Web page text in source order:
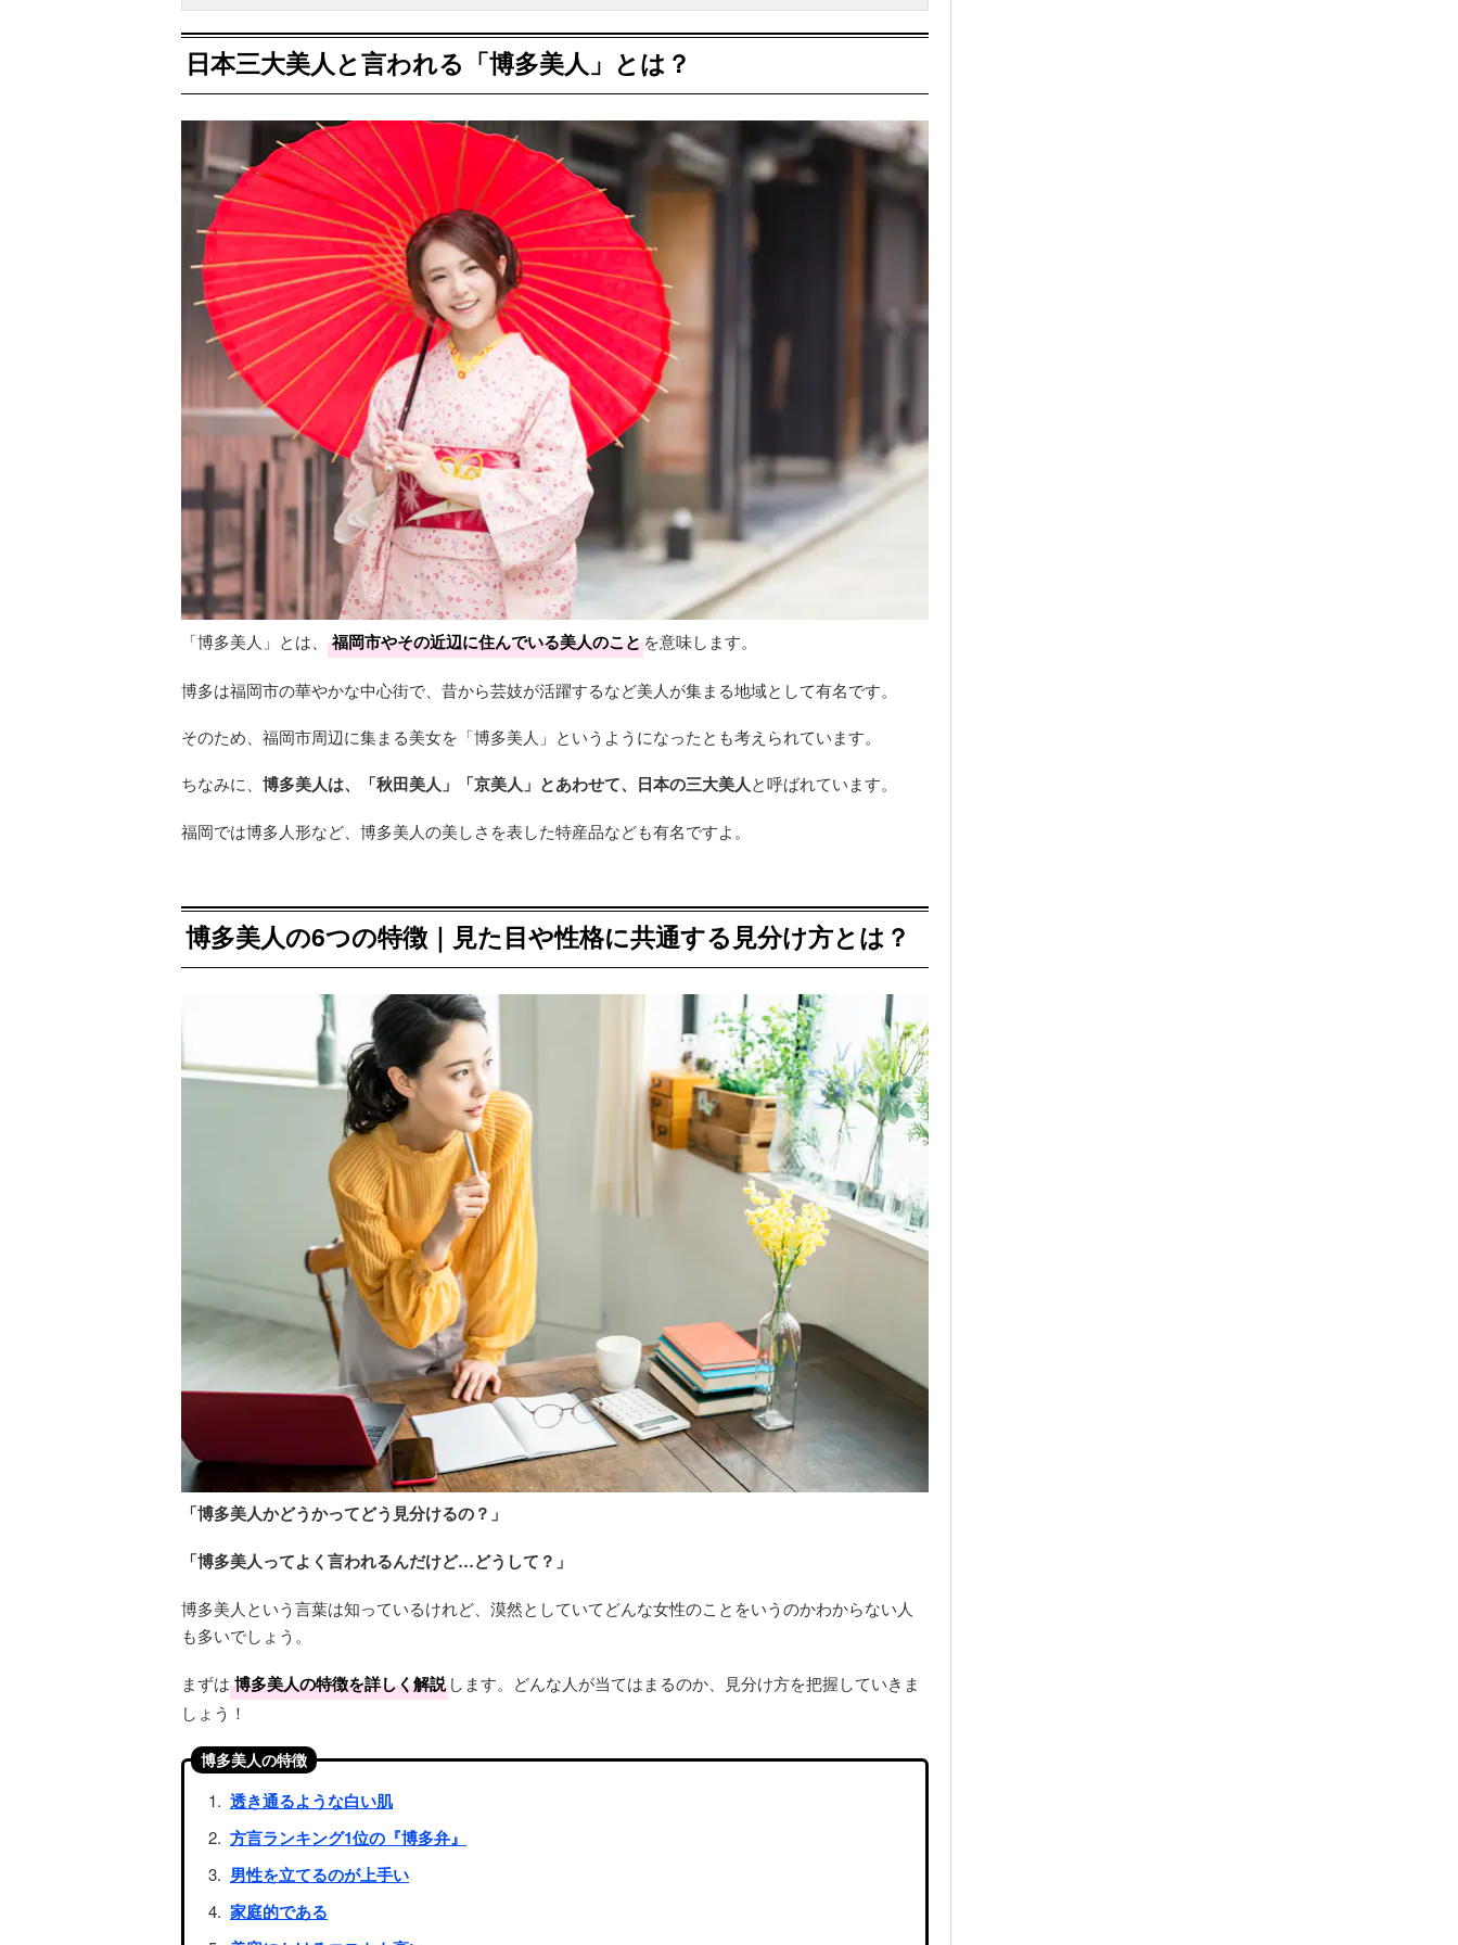
日本三大美人と言われる「博多美人」とは？
「博多美人」とは、 福岡市やその近辺に住んでいる美人のことを意味します。
博多は福岡市の華やかな中心街で、昔から芸妓が活躍するなど美人が集まる地域として有名です。
そのため、福岡市周辺に集まる美女を「博多美人」というようになったとも考えられています。
ちなみに、 博多美人は、「秋田美人」「京美人」とあわせて、日本の三大美人と呼ばれています。
福岡では博多人形など、博多美人の美しさを表した特産品なども有名ですよ。
博多美人の6つの特徴｜見た目や性格に共通する見分け方とは？
「博多美人かどうかってどう見分けるの？」
「博多美人ってよく言われるんだけど…どうして？」
博多美人という言葉は知っているけれど、漠然としていてどんな女性のことをいうのかわからない人
も多いでしょう。
まずは 博多美人の特徴を詳しく解説 します。どんな人が当てはまるのか、見分け方を把握していきま
しょう！
博多美人の特徴
透き通るような白い肌
方言ランキング1位の『博多弁』
男性を立てるのが上手い
家庭的である